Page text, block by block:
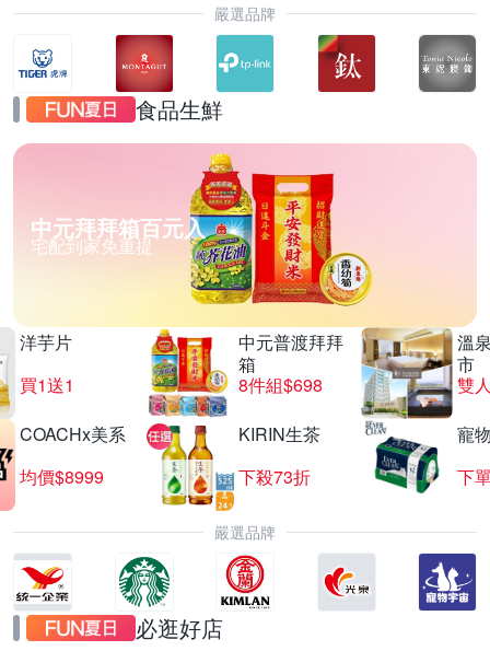
嚴選品牌
食品生鮮
中元拜拜箱百元入
宅配到家免重提
洋芋片
買1送1
中元普渡拜拜
箱
8件組$698
溫
市
COACHx美系
均價$8999
KIRIN生茶
下殺73折
寵
下
嚴選品牌
必逛好店